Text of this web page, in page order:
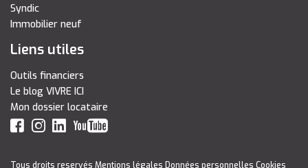
Syndic
Immobilier neuf
Liens utiles
Outils financiers
Le blog VIVRE ICI
Mon dossier locataire
Tous droits reservés Mentions légales Données personnelles Cookies